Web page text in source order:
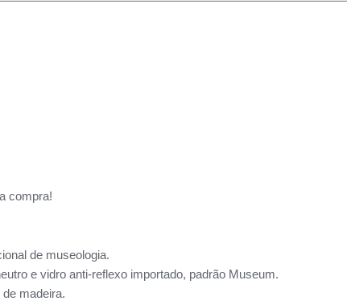
compra!
de museologia.
e vidro anti-reflexo importado, padrão Museum.
madeira.